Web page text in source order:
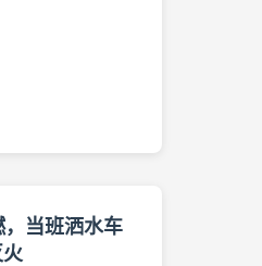
当班洒水车